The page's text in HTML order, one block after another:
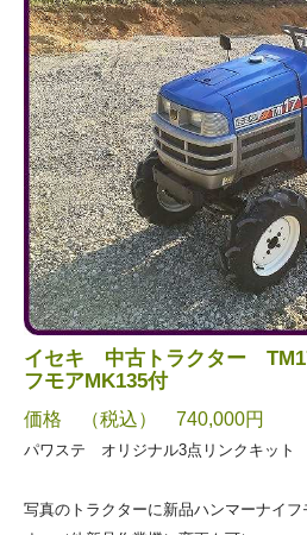
イセキ 中古トラクター
フモアMK135付
価格 （税込） 740,000円
パワステ オリジナル3点リンクキット
写真のトラクターに新品ハンマーナイ